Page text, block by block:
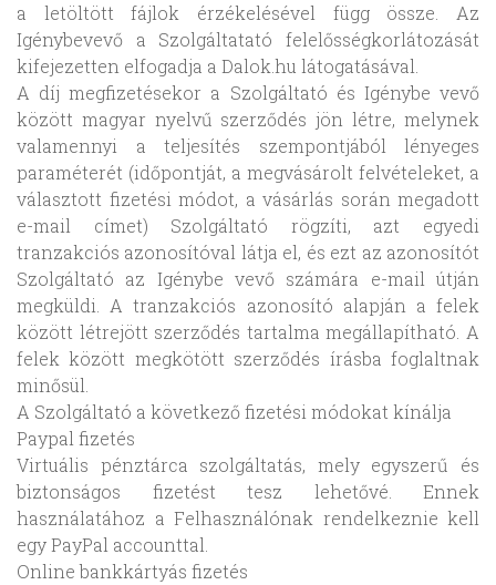
a letöltött fájlok érzékelésével függ össze. Az
Igénybevevő a Szolgáltatató felelősségkorlátozását
kifejezetten elfogadja a Dalok.hu látogatásával.
A díj megfizetésekor a Szolgáltató és Igénybe vevő
között magyar nyelvű szerződés jön létre, melynek
valamennyi a teljesítés szempontjából lényeges
paraméterét (időpontját, a megvásárolt felvételeket, a
választott fizetési módot, a vásárlás során megadott
e-mail címet) Szolgáltató rögzíti, azt egyedi
tranzakciós azonosítóval látja el, és ezt az azonosítót
Szolgáltató az Igénybe vevő számára e-mail útján
megküldi. A tranzakciós azonosító alapján a felek
között létrejött szerződés tartalma megállapítható. A
felek között megkötött szerződés írásba foglaltnak
minősül.
A Szolgáltató a következő fizetési módokat kínálja
Paypal fizetés
Virtuális pénztárca szolgáltatás, mely egyszerű és
biztonságos fizetést tesz lehetővé. Ennek
használatához a Felhasználónak rendelkeznie kell
egy PayPal accounttal.
Online bankkártyás fizetés